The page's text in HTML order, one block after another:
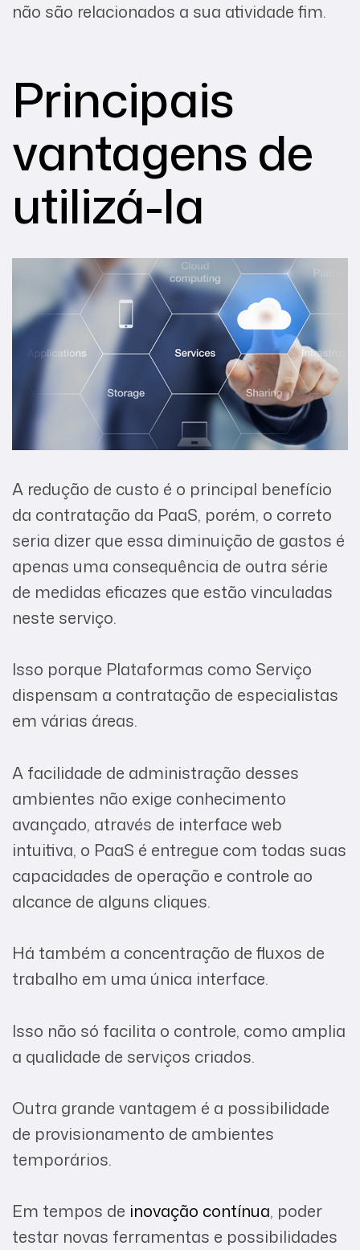
não são relacionados a sua atividade fim.
Principais
vantagens de
utilizá-la
A redução de custo é o principal benefício
da contratação da PaaS, porém, o correto
seria dizer que essa diminuição de gastos é
apenas uma consequência de outra série
de medidas eficazes que estão vinculadas
neste serviço.
Isso porque Plataformas como Serviço
dispensam a contratação de especialistas
em várias áreas.
A facilidade de administração desses
ambientes não exige conhecimento
avançado, através de interface web
intuitiva, o PaaS é entregue com todas suas
capacidades de operação e controle ao
alcance de alguns cliques.
Há também a concentração de fluxos de
trabalho em uma única interface.
Isso não só facilita o controle, como amplia
a qualidade de serviços criados.
Outra grande vantagem é a possibilidade
de provisionamento de ambientes
temporários.
Em tempos de inovação contínua, poder
testar novas ferramentas e possibilidades